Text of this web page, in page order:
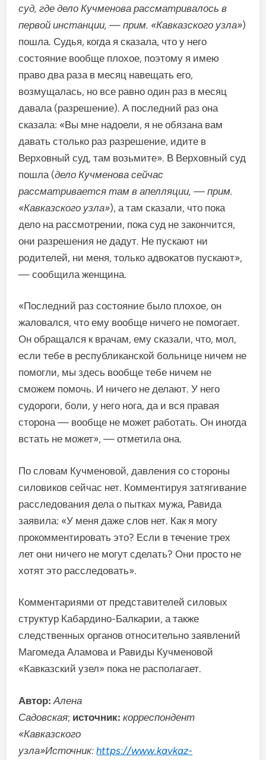
суд, где дело Кучменова рассматривалось в
первой инстанции, — прим. «Кавказского узла»)
пошла. Судья, когда я сказала, что у него
состояние вообще плохое, поэтому я имею
право два раза в месяц навещать его,
возмущалась, но все равно один раз в месяц
давала (разрешение). А последний раз она
сказала: «Вы мне надоели, я не обязана вам
давать столько раз разрешение, идите в
Верховный суд, там возьмите». В Верховный суд
пошла (дело Кучменова сейчас
рассматривается там в апелляции, — прим.
«Кавказского узла»), а там сказали, что пока
дело на рассмотрении, пока суд не закончится,
они разрешения не дадут. Не пускают ни
родителей, ни меня, только адвокатов пускают»,
— сообщила женщина.
«Последний раз состояние было плохое, он
жаловался, что ему вообще ничего не помогает.
Он обращался к врачам, ему сказали, что, мол,
если тебе в республиканской больнице ничем не
помогли, мы здесь вообще тебе ничем не
сможем помочь. И ничего не делают. У него
судороги, боли, у него нога, да и вся правая
сторона — вообще не может работать. Он иногда
встать не может», — отметила она.
По словам Кучменовой, давления со стороны
силовиков сейчас нет. Комментируя затягивание
расследования дела о пытках мужа, Равида
заявила: «У меня даже слов нет. Как я могу
прокомментировать это? Если в течение трех
лет они ничего не могут сделать? Они просто не
хотят это расследовать».
Комментариями от представителей силовых
структур Кабардино-Балкарии, а также
следственных органов относительно заявлений
Магомеда Аламова и Равиды Кучменовой
«Кавказский узел» пока не располагает.
Автор: Алена
Садовская; источник: корреспондент
«Кавказского
узла»Источник:https://www.kavkaz-